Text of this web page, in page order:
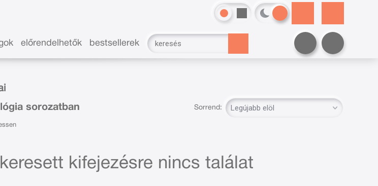
előrendelhetők bestsellerek
sorozatban Sorrend:
kifejezésre nincs találat